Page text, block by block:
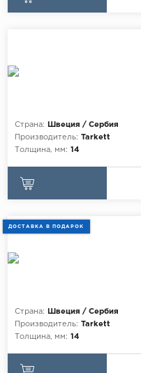
Страна:
Швеция / Сербия
Производитель: Tarkett
Толщина, мм: 14
ДОСТАВКА В ПОДАРОК
Страна:
Швеция / Сербия
Производитель: Tarkett
Толщина, мм: 14